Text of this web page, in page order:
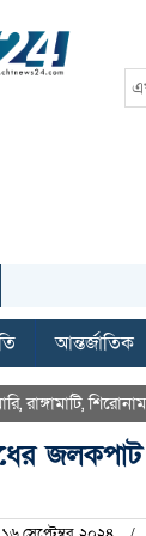
আন্তর্জাতিক
,রাঙ্গামাটি,শিরোনাম